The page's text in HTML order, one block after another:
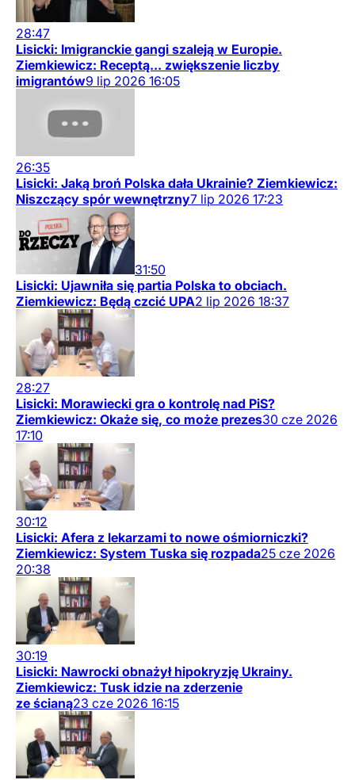
28:47
Lisicki: Imigranckie gangi szaleją w Europie.
Ziemkiewicz: Receptą... zwiększenie liczby
imigrantów9 lip 2026 16:05
26:35
Lisicki: Jaką broń Polska dała Ukrainie? Ziemkiewicz:
Niszczący spór wewnętrzny7 lip 2026 17:23
31:50
Lisicki: Ujawniła się partia Polska to obciach.
Ziemkiewicz: Będą czcić UPA2 lip 2026 18:37
28:27
Lisicki: Morawiecki gra o kontrolę nad PiS?
Ziemkiewicz: Okaże się, co może prezes30 cze 2026
17:10
30:12
Lisicki: Afera z lekarzami to nowe ośmiorniczki?
Ziemkiewicz: System Tuska się rozpada25 cze 2026
20:38
30:19
Lisicki: Nawrocki obnażył hipokryzję Ukrainy.
Ziemkiewicz: Tusk idzie na zderzenie
ze ścianą23 cze 2026 16:15